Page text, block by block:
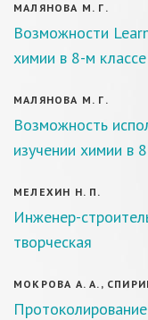
МАЛЯНОВА М. Г.
Возможности
химии в 8-м классе
МАЛЯНОВА М. Г.
Возможность
изучении химии в
МЕЛЕХИН Н. П.
Инженер-
творческая
МОКРОВА А. А.,